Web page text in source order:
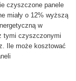
czyszczone panele
miały o 12% wyższą
w
tymi czyszczonymi
Ile może kosztować